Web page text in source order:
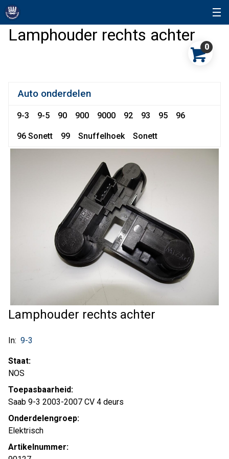
Lamphouder rechts achter
0
Auto onderdelen
9-3 9-5 90 900 9000 92 93 95 96
96 Sonett 99 Snuffelhoek Sonett
Lamphouder rechts achter
In: 9-3
Staat:
NOS
Toepasbaarheid:
Saab 9-3 2003-2007 CV 4 deurs
Onderdelengroep:
Elektrisch
Artikelnummer: